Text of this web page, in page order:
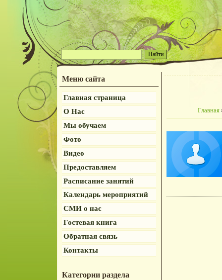
Меню сайта
Главная страница
О Нас
Мы обучаем
Фото
Видео
Предоставляем
Расписание занятий
Календарь мероприятий
СМИ о нас
Гостевая книга
Обратная связь
Контакты
Категории раздела
Главная